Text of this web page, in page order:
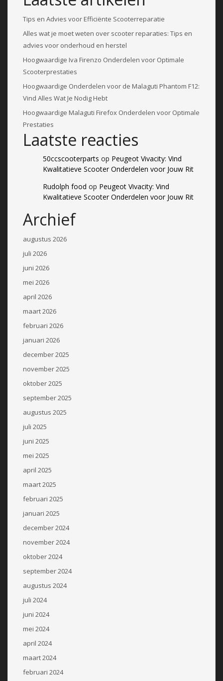
Tips en Advies voor Efficiënte Scooterreparatie
Alles wat je moet weten over scooter reparaties: Tips en
advies voor onderhoud en herstel
Hoogwaardige Iva Firenzo Onderdelen voor Optimale
Scooterprestaties
Hoogwaardige Onderdelen voor de Malaguti Phantom F12:
Vind Alles Wat Je Nodig Hebt
Hoogwaardige Malaguti Firefox Onderdelen voor Optimale
Prestaties
Laatste reacties
50ccscooterparts op Peugeot Vivacity: Vind
Kwalitatieve Scooter Onderdelen voor Jouw Rit
Rudolph food op Peugeot Vivacity: Vind
Kwalitatieve Scooter Onderdelen voor Jouw Rit
Archief
augustus 2026
juli 2026
juni 2026
mei 2026
april 2026
maart 2026
februari 2026
januari 2026
december 2025
november 2025
oktober 2025
september 2025
augustus 2025
juli 2025
juni 2025
mei 2025
april 2025
maart 2025
februari 2025
januari 2025
december 2024
november 2024
oktober 2024
september 2024
augustus 2024
juli 2024
juni 2024
mei 2024
april 2024
maart 2024
februari 2024